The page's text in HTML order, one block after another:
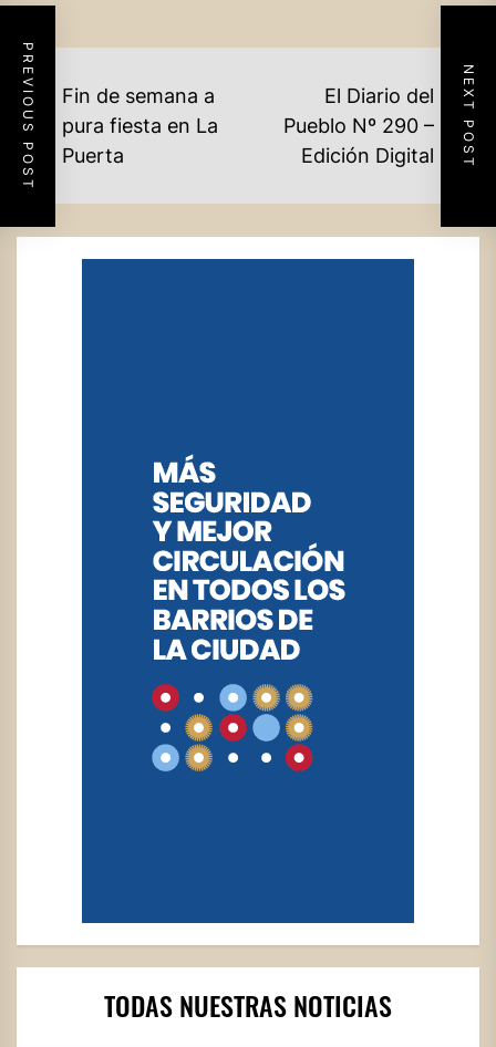
PREVIOUS POST NEXT POST
NAVEGACIÓN
DE
ENTRADAS
Previous
post:
Fin de semana a
pura fiesta en La
Puerta
El Diario del
Pueblo Nº 290 –
Edición Digital
TODAS NUESTRAS NOTICIAS